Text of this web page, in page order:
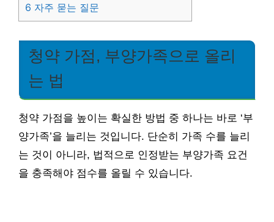
6 자주 묻는 질문
청약 가점, 부양가족으로 올리
는 법
청약 가점을 높이는 확실한 방법 중 하나는 바로 ‘부
양가족’을 늘리는 것입니다. 단순히 가족 수를 늘리
는 것이 아니라, 법적으로 인정받는 부양가족 요건
을 충족해야 점수를 올릴 수 있습니다.